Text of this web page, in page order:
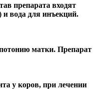
препарата входят
и вода для инъекций.
матки. Препарат
у коров, при лечении